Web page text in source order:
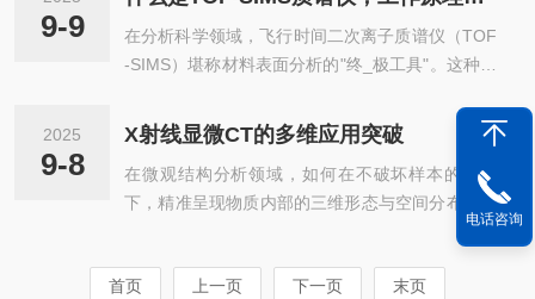
了物质内部结构与成分的神秘面纱。一、什么是二
次离子质谱仪二次离子质谱仪是一种高精度的分析
仪器，主要用于分析固体表面和薄层的元素组成和
束轰击样品表面，使样品表面原子电离，产生二次
器，通过测...
9-9
在分析科学领域，飞行时间二次离子质谱仪（TOF
-SIMS）堪称材料表面分析的"终_极工具"。这种高
示材料最表层的化学成分信息，成为表面科学研究
的利器。TOF-SIMS的工作原理极其精妙：通过一
次离子束轰击样品表面，溅射出二次离子，这些离
子根据质量-电荷比在飞行管中分离，最终被检测
器捕获。飞行时间质量分析器的独_特设计使其具
备高质量分辨率和高灵敏度双重优势，能够同时检
测从氢到重金属的全部元素，甚至包括复杂的有机
2025
9-8
X射线显微CT的多维应用突破
在微观结构分析领域，如何在不破坏样本的前提
下，精准呈现物质内部的三维形态与空间分布，一
直是科研与工业界的核心需求。X射线显微CT技术
了传统微观检测的局限，成为探索微观世界的利
首页 上一页 下一页 末页
电话咨询